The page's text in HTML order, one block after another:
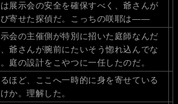
展示会の安全を確保すべく、爺さんが
寄せた探偵だ。こっちの咲耶は――
会の主催側が特別に招いた庭師なんだ
爺さんが腕前にたいそう惚れ込んでな
庭の設計をこやつに一任したのだ。
ほど、ここへ一時的に身を寄せている
か。理解した。